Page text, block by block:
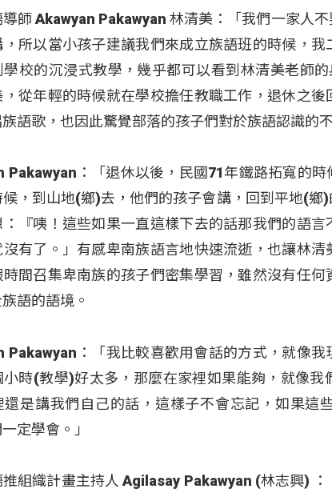
師 Akawyan Pakawyan 林清美：「我們一家人
所以當小孩子建議我們來成立族語班的時候，
學校的沉浸式教學，幾乎都可以看到林清美老師
，從年輕的時候就在學校擔任教職工作，退休之
語歌，也因此驚覺部落的孩子們對於族語認識的
Pakawyan：「退休以後，民國71年鐵路拓寬的
，到山地(鄉)去，他們的孩子會講，回到平地(鄉
『咦！這些如果一直這樣下去的話那我們的語
沒有了。」有感卑南族語言地快速流逝，也讓林
時間召集卑南族的孩子們密集學習，雖然沒有任
語的語境。
Pakawyan：「我比較喜歡用會話的方式，就像
時(教學)好太多，那麼在家裡如果能夠，就像我
還是講我們自己的話，這樣子不會忘記，如果這
定學會。」
組織計畫主持人 Agilasay Pakawyan (林志興)